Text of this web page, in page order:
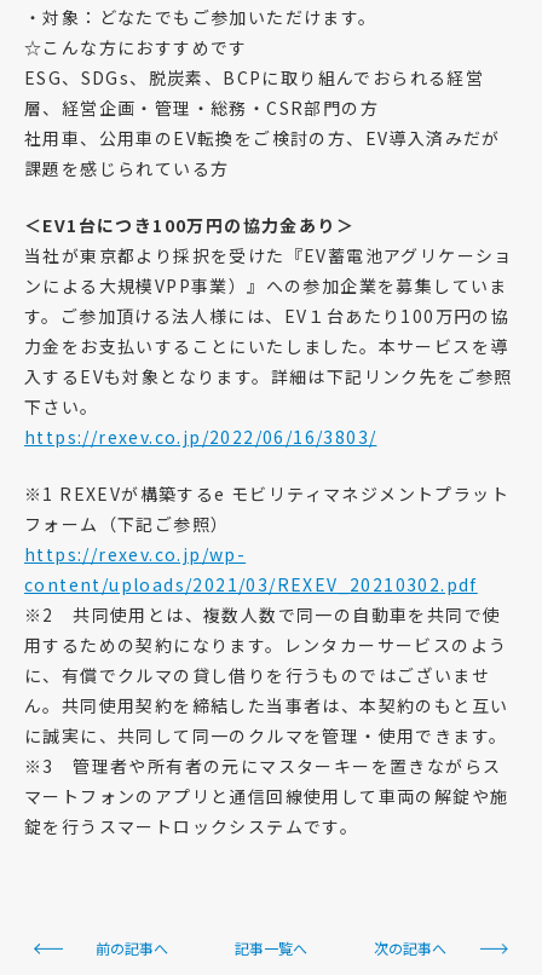
・対象：どなたでもご参加いただけます。
☆こんな方におすすめです
ESG、SDGs、脱炭素、BCPに取り組んでおられる経営
層、経営企画・管理・総務・CSR部門の方
社用車、公用車のEV転換をご検討の方、EV導入済みだが
課題を感じられている方
＜EV1台につき100万円の協力金あり＞
当社が東京都より採択を受けた『EV蓄電池アグリケーショ
ンによる大規模VPP事業）』への参加企業を募集していま
す。ご参加頂ける法人様には、EV１台あたり100万円の協
力金をお支払いすることにいたしました。本サービスを導
入するEVも対象となります。詳細は下記リンク先をご参照
下さい。
https://rexev.co.jp/2022/06/16/3803/
※1 REXEVが構築するe モビリティマネジメントプラット
フォーム（下記ご参照）
https://rexev.co.jp/wp-
content/uploads/2021/03/REXEV_20210302.pdf
※2 共同使用とは、複数人数で同一の自動車を共同で使
用するための契約になります。レンタカーサービスのよう
に、有償でクルマの貸し借りを行うものではございませ
ん。共同使用契約を締結した当事者は、本契約のもと互い
に誠実に、共同して同一のクルマを管理・使用できます。
※3 管理者や所有者の元にマスターキーを置きながらス
マートフォンのアプリと通信回線使用して車両の解錠や施
錠を行うスマートロックシステムです。
前の記事へ 記事一覧へ 次の記事へ